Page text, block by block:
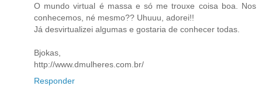
O mundo virtual é massa e só me trouxe coisa boa. Nos
conhecemos, né mesmo?? Uhuuu, adorei!!
Já desvirtualizei algumas e gostaria de conhecer todas.
Bjokas,
http://www.dmulheres.com.br/
Responder